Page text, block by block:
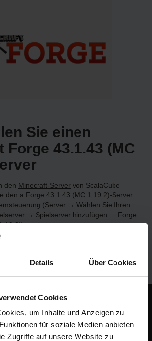
Details Über Cookies
Cookies
um Inhalte und Anzeigen zu
für soziale Medien anbieten
Zugriffe auf unsere Website zu
Sie einen
Forge 43.1.43 (MC
den Minecraft-Server von ScalaCube
den a Forge 43.1.43 (MC 1.19.2)-Server
(Server → Wählen Sie Ihren
→ Spielserver hinzufügen → Forge
Spielen auf dem Server!